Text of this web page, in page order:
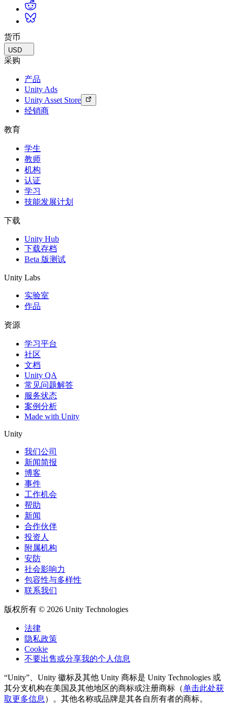
货币
USD
采购
产品
Unity Ads
Unity Asset Store
经销商
教育
学生
教师
机构
认证
学习
技能发展计划
下载
Unity Hub
下载存档
Beta 版测试
Unity Labs
实验室
作品
资源
学习平台
社区
文档
Unity QA
常见问题解答
服务状态
案例分析
Made with Unity
Unity
我们公司
新闻简报
博客
事件
工作机会
帮助
新闻
合作伙伴
投资人
附属机构
安防
社会影响力
包容性与多样性
联系我们
版权所有 © 2026 Unity Technologies
法律
隐私政策
Cookie
不要出售或分享我的个人信息
“Unity”、Unity 徽标及其他 Unity 商标是 Unity Technologies 或
其分支机构在美国及其他地区的商标或注册商标（单击此处获
取更多信息 ）。其他名称或品牌是其各自所有者的商标。